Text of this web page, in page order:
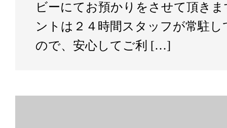
ビーにてお預かりをさせて頂き
ントは２４時間スタッフが常駐
ので、安心してご利 […]